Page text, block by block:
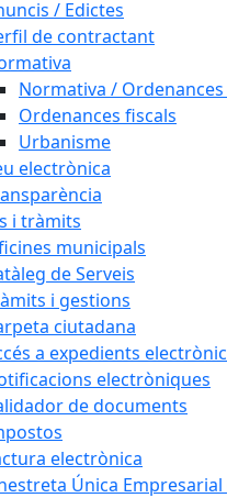
/ Edictes
de contractant
Normativa /
Ordenances fiscals
Urbanisme
electrònica
i tràmits
municipals
de Serveis
i gestions
ciutadana
a expedients
electròniques
de documents
electrònica
Única Empresarial